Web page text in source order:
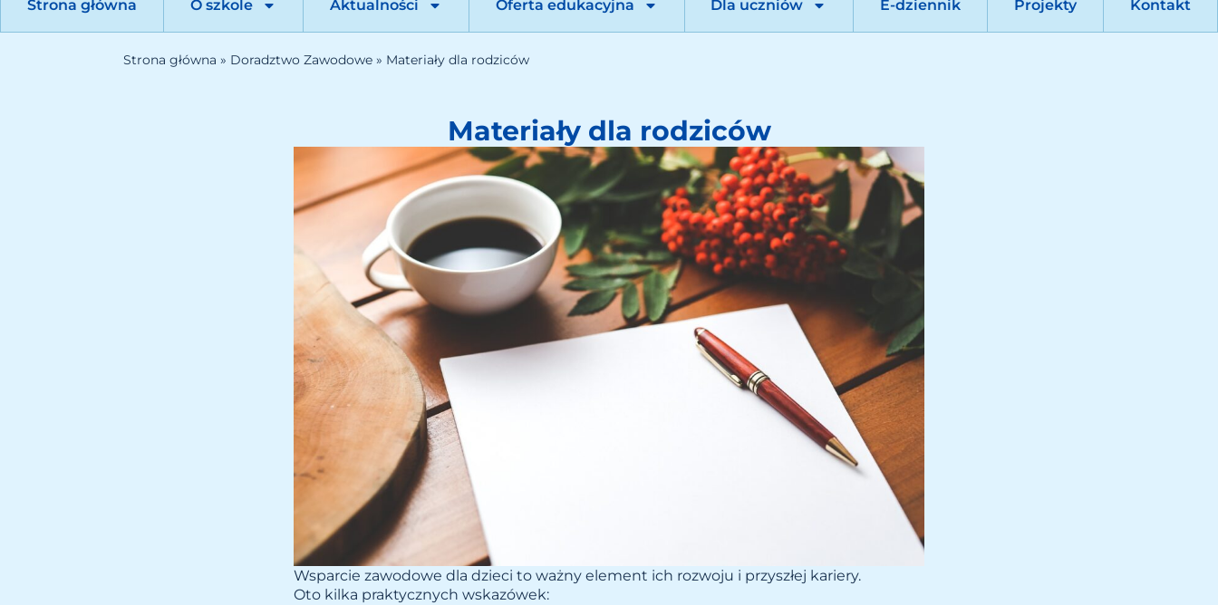
Strona główna O szkole Aktualności Oferta edukacyjna Dla uczniów E-dziennik Projekty Kontakt
Strona główna » Doradztwo Zawodowe » Materiały dla rodziców
Materiały dla rodziców
Wsparcie zawodowe dla dzieci to ważny element ich rozwoju i przyszłej kariery.
Oto kilka praktycznych wskazówek: